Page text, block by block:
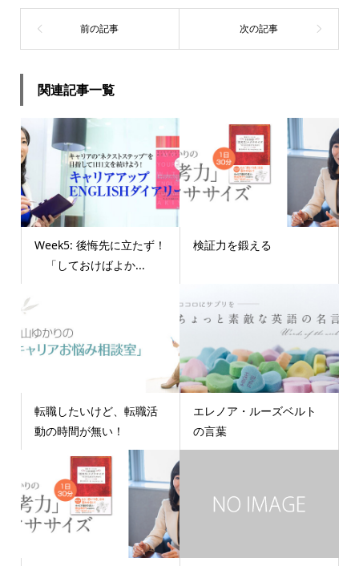
関連記事一覧
Week5: 後悔先に立たず！
「しておけばよか...
検証力を鍛える
転職したいけど、転職活
動の時間が無い！
エレノア・ルーズベルト
の言葉